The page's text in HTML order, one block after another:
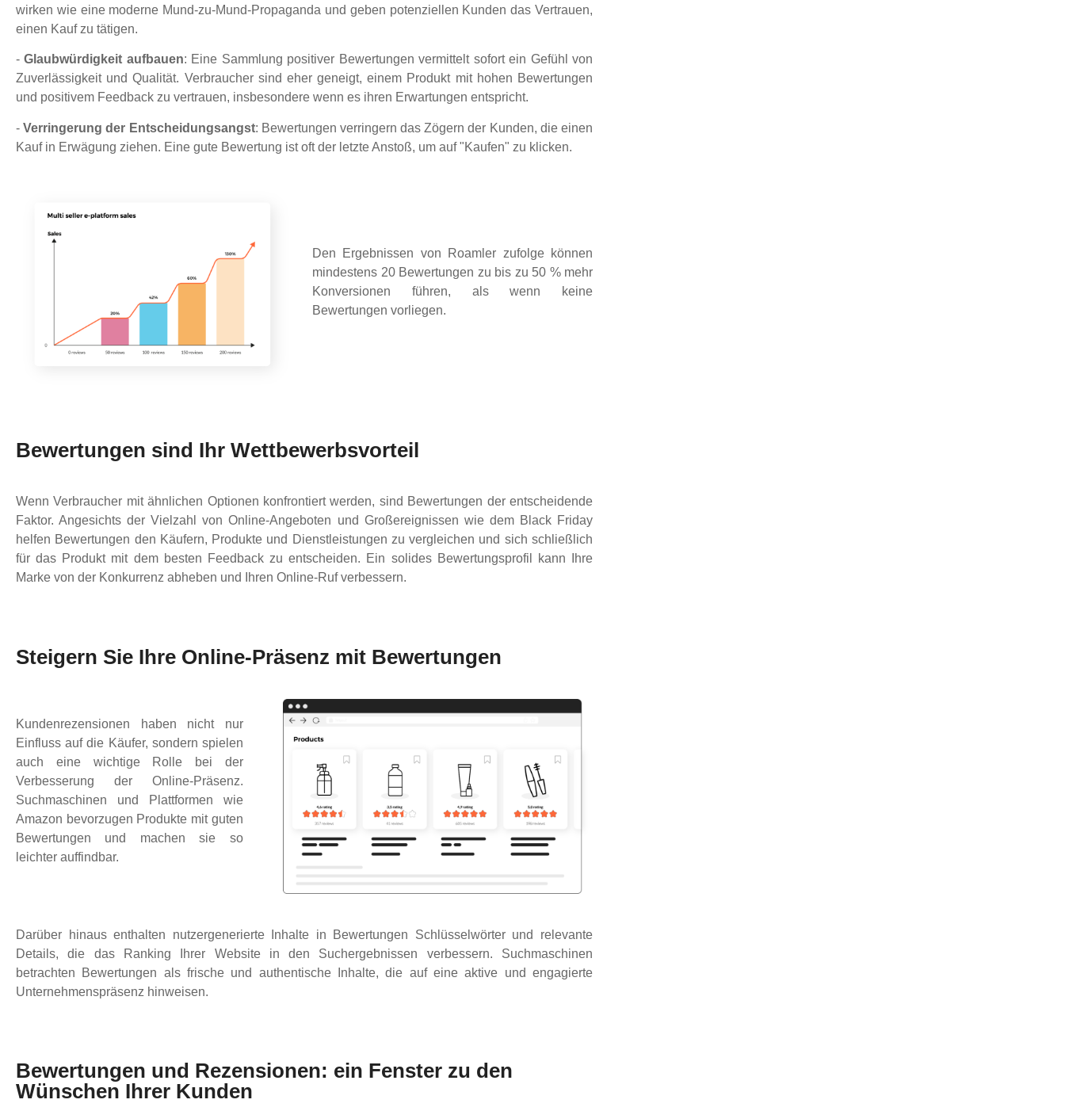
wirken wie eine moderne Mund-zu-Mund-Propaganda und geben potenziellen Kunden das Vertrauen,
einen Kauf zu tätigen.
-Glaubwürdigkeit aufbauen: Eine Sammlung positiver Bewertungen vermittelt sofort ein Gefühl von
Zuverlässigkeit und Qualität. Verbraucher sind eher geneigt, einem Produkt mit hohen Bewertungen
und positivem Feedback zu vertrauen, insbesondere wenn es ihren Erwartungen entspricht.
-Verringerung der Entscheidungsangst: Bewertungen verringern das Zögern der Kunden, die einen
Kauf in Erwägung ziehen. Eine gute Bewertung ist oft der letzte Anstoß, um auf "Kaufen" zu klicken.
Den Ergebnissen von Roamler zufolge können
mindestens 20 Bewertungen zu bis zu 50 % mehr
Konversionen führen, als wenn keine
Bewertungen vorliegen.
Bewertungen sind Ihr Wettbewerbsvorteil
Wenn Verbraucher mit ähnlichen Optionen konfrontiert werden, sind Bewertungen der entscheidende
Faktor. Angesichts der Vielzahl von Online-Angeboten und Großereignissen wie dem Black Friday
helfen Bewertungen den Käufern, Produkte und Dienstleistungen zu vergleichen und sich schließlich
für das Produkt mit dem besten Feedback zu entscheiden. Ein solides Bewertungsprofil kann Ihre
Marke von der Konkurrenz abheben und Ihren Online-Ruf verbessern.
Steigern Sie Ihre Online-Präsenz mit Bewertungen
Kundenrezensionen haben nicht nur
Einfluss auf die Käufer, sondern spielen
auch eine wichtige Rolle bei der
Verbesserung der Online-Präsenz.
Suchmaschinen und Plattformen wie
Amazon bevorzugen Produkte mit guten
Bewertungen und machen sie so
leichter auffindbar.
Darüber hinaus enthalten nutzergenerierte Inhalte in Bewertungen Schlüsselwörter und relevante
Details, die das Ranking Ihrer Website in den Suchergebnissen verbessern. Suchmaschinen
betrachten Bewertungen als frische und authentische Inhalte, die auf eine aktive und engagierte
Unternehmenspräsenz hinweisen.
Bewertungen und Rezensionen: ein Fenster zu den
Wünschen Ihrer Kunden